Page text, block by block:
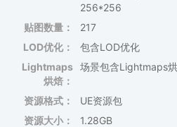
256*256
贴图数量：
217
LOD优化：
包含LOD优化
Lightmaps
烘焙：
场景包含Lightmaps
资源格式：
UE资源包
资源大小：
1.28GB